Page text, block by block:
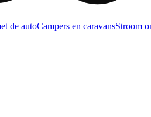
de autoCampers en caravansStroom